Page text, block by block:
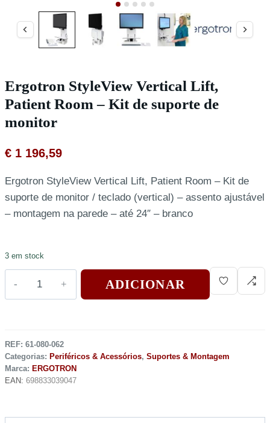
Ergotron StyleView Vertical Lift,
Patient Room – Kit de suporte de
monitor
€ 1 196,59
Ergotron StyleView Vertical Lift, Patient Room – Kit de
suporte de monitor / teclado (vertical) – assento ajustável
– montagem na parede – até 24″ – branco
3 em stock
ADICIONAR
REF: 61-080-062
Categorias: Periféricos & Acessórios, Suportes & Montagem
Marca: ERGOTRON
EAN: 698833039047